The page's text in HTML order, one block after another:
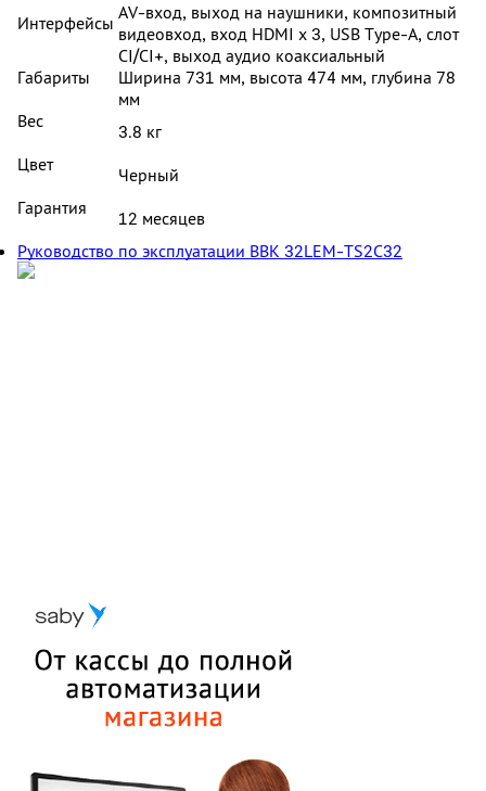
Интерфейсы AV-вход, выход на наушники, композитный
видеовход, вход HDMI x 3, USB Type-A, слот
CI/CI+, выход аудио коаксиальный
Габариты
Ширина 731 мм, высота 474 мм, глубина 78
мм
Вес
3.8 кг
Цвет
Черный
Гарантия
12 месяцев
Руководство по эксплуатации BBK 32LEM-TS2C32